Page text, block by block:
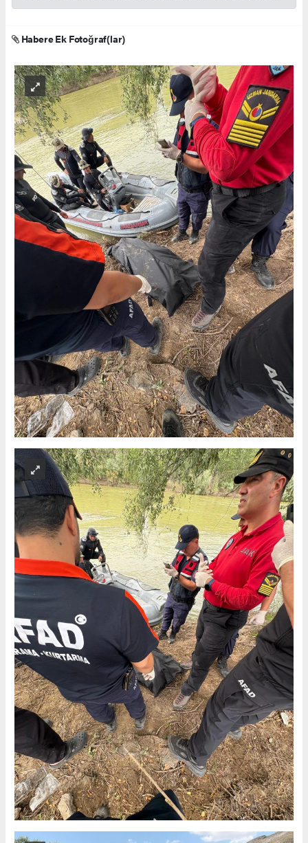
Habere Ek Fotoğraf(lar)